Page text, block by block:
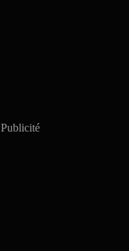
Publicité